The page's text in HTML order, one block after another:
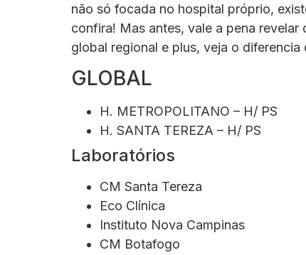
não só focada no hospital próprio,
confira! Mas antes, vale a pena
global regional e plus, veja o diferencia
GLOBAL
H. METROPOLITANO – H/ PS
H. SANTA TEREZA – H/ PS
Laboratórios
CM Santa Tereza
Eco Clínica
Instituto Nova Campinas
CM Botafogo